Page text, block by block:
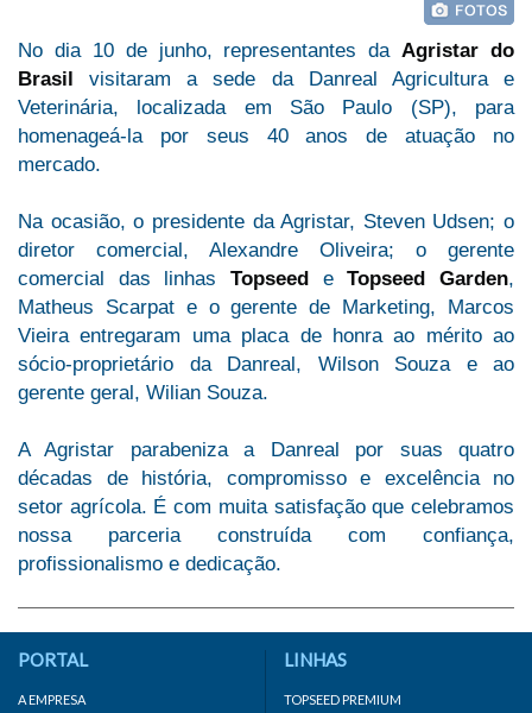
No dia 10 de junho, representantes daAgristar do
Brasil
visitaram a sede da Danreal Agricultura e
Veterinária, localizada em São Paulo (SP), para
homenageá-la por seus 40 anos de atuação no
mercado.
Na ocasião, o presidente da Agristar, Steven Udsen; o
diretor comercial, Alexandre Oliveira; o gerente
comercial das linhas Topseed eTopseed Garden,
Matheus Scarpat e o gerente de Marketing, Marcos
Vieira entregaram uma placa de honra ao mérito ao
sócio-proprietário da Danreal, Wilson Souza e ao
gerente geral, Wilian Souza.
A Agristar parabeniza a Danreal por suas quatro
décadas de história, compromisso e excelência no
setor agrícola. É com muita satisfação que celebramos
nossa parceria construída com confiança,
profissionalismo e dedicação.
PORTAL
A EMPRESA
LINHAS
TOPSEED PREMIUM